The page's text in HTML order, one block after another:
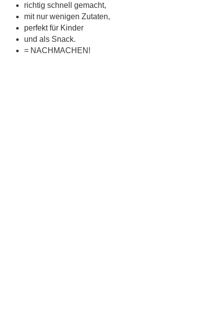
richtig schnell gemacht,
mit nur wenigen Zutaten,
perfekt für Kinder
und als Snack.
= NACHMACHEN!